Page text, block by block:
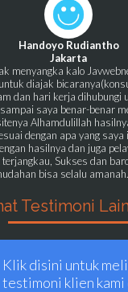
Handoyo Rudiantho
Jakarta
menyangka kalo
diajak
dan hari kerja dihubungi
saya benar-benar
Alhamdulillah
dengan apa yang saya
hasilnya dan juga
Sukses dan
bisa selalu
Testimoni
Klik disini untuk
testimoni klien kami